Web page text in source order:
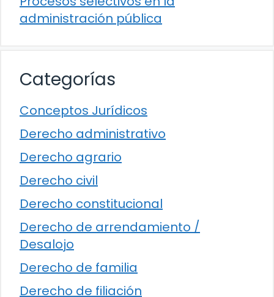
administración pública
Categorías
Conceptos Jurídicos
Derecho administrativo
Derecho agrario
Derecho civil
Derecho constitucional
Derecho de arrendamiento /
Desalojo
Derecho de familia
Derecho de filiación